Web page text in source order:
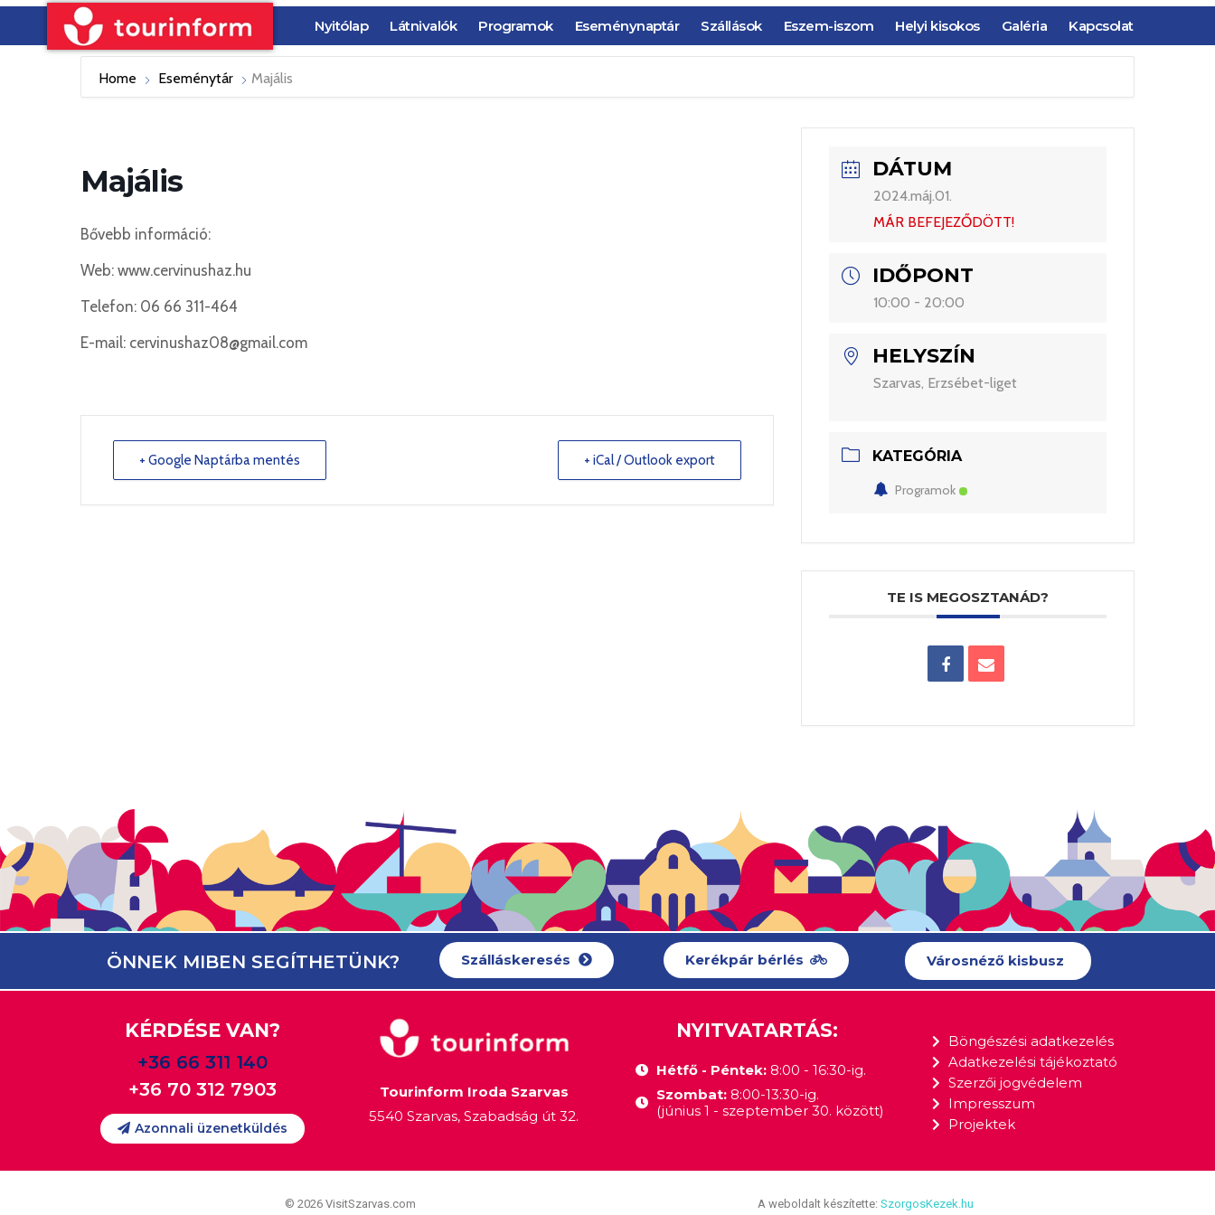
Nyitólap Látnivalók Programok Eseménynaptár Szállások Eszem-iszom Helyi kisokos Galéria Kapcsolat
Home Eseménytár Majális
Majális
Bővebb információ:
Web: www.cervinushaz.hu
Telefon: 06 66 311-464
E-mail: cervinushaz08@gmail.com
+ Google Naptárba mentés + iCal / Outlook export
DÁTUM
2024.máj.01.
MÁR BEFEJEZŐDÖTT!
IDŐPONT
10:00 - 20:00
HELYSZÍN
Szarvas, Erzsébet-liget
KATEGÓRIA
Programok
TE IS MEGOSZTANÁD?
ÖNNEK MIBEN SEGÍTHETÜNK? Szálláskeresés Kerékpár bérlés Városnéző kisbusz
KÉRDÉSE VAN?
+36 66 311 140
+36 70 312 7903
Azonnali üzenetküldés
Tourinform Iroda Szarvas
5540 Szarvas, Szabadság út 32.
NYITVATARTÁS:
Hétfő - Péntek:8:00 - 16:30-ig.
Szombat: 8:00-13:30-ig.
(június 1 - szeptember 30. között)
Böngészési adatkezelés
Adatkezelési tájékoztató
Szerzői jogvédelem
Impresszum
Projektek
© 2026 VisitSzarvas.com A weboldalt készítette: SzorgosKezek.hu